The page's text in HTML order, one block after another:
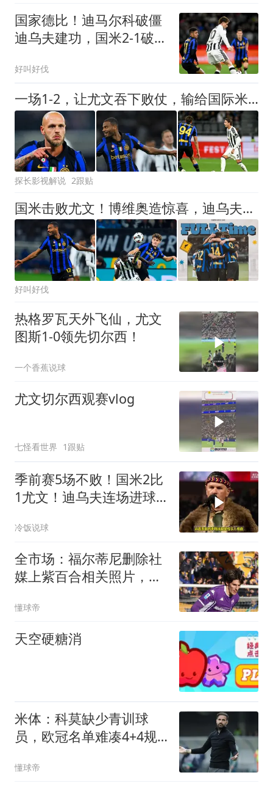
国家德比！迪马尔科破僵
迪乌夫建功，国米2-1破尤
好叫好伐
一场1-2，让尤文吞下败仗，输给国际米兰，迪马尔科破门
探长影视解说 2跟贴
国米击败尤文！博维奥造惊喜，迪乌夫和恩里克诠释两翼答案！
好叫好伐
热格罗瓦天外飞仙，尤文
图斯1-0领先切尔西！
一个香蕉说球
尤文切尔西观赛vlog
七怪看世界 1跟贴
季前赛5场不败！国米2比
1尤文！迪乌夫连场进球
冷饭说球
全市场：福尔蒂尼删除社
媒上紫百合相关照片，都
懂球帝
天空硬糖消
米体：科莫缺少青训球
员，欧冠名单难凑4+4规
懂球帝